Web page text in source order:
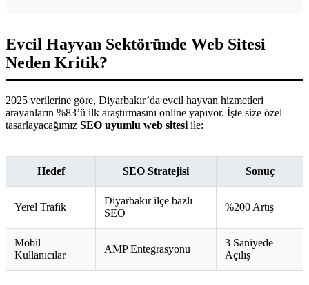
Evcil Hayvan Sektöründe Web Sitesi
Neden Kritik?
2025 verilerine göre, Diyarbakır’da evcil hayvan hizmetleri
arayanların %83’ü ilk araştırmasını online yapıyor. İşte size özel
tasarlayacağımız SEO uyumlu web sitesi ile:
Hedef SEO Stratejisi Sonuç
Yerel Trafik
Diyarbakır ilçe bazlı
SEO
%200 Artış
Mobil
Kullanıcılar
AMP Entegrasyonu
3 Saniyede
Açılış